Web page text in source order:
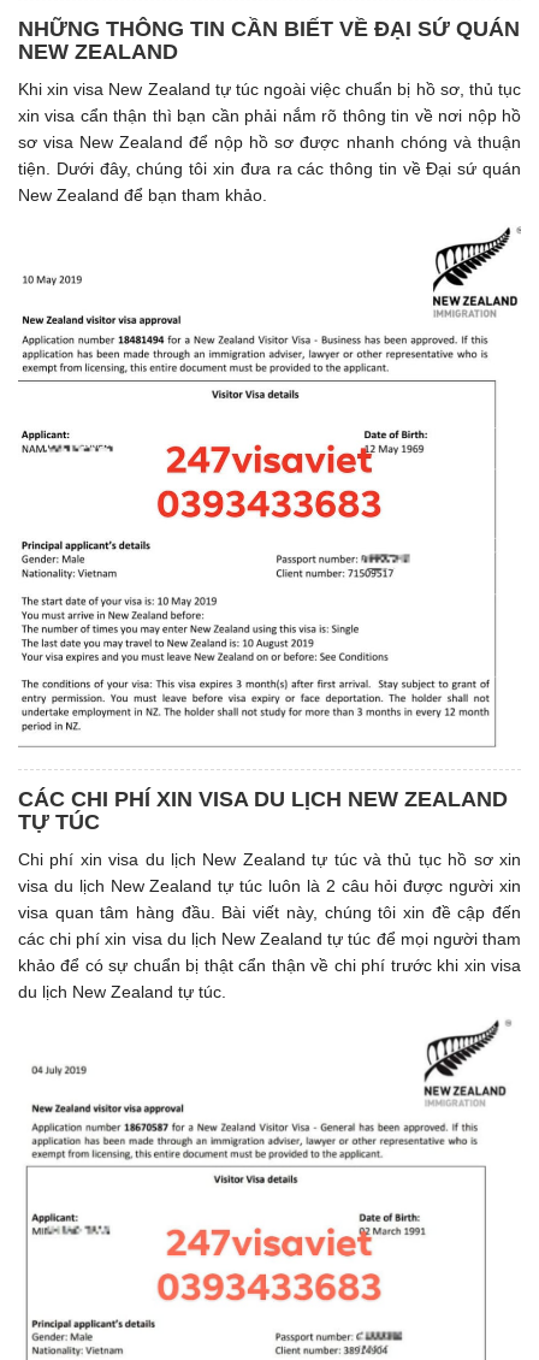
NHỮNG THÔNG TIN CẦN BIẾT VỀ ĐẠI SỨ QUÁN
NEW ZEALAND
Khi xin visa New Zealand tự túc ngoài việc chuẩn bị hồ sơ, thủ tục
xin visa cẩn thận thì bạn cần phải nắm rõ thông tin về nơi nộp hồ
sơ visa New Zealand để nộp hồ sơ được nhanh chóng và thuận
tiện. Dưới đây, chúng tôi xin đưa ra các thông tin về Đại sứ quán
New Zealand để bạn tham khảo.
CÁC CHI PHÍ XIN VISA DU LỊCH NEW ZEALAND
TỰ TÚC
Chi phí xin visa du lịch New Zealand tự túc và thủ tục hồ sơ xin
visa du lịch New Zealand tự túc luôn là 2 câu hỏi được người xin
visa quan tâm hàng đầu. Bài viết này, chúng tôi xin đề cập đến
các chi phí xin visa du lịch New Zealand tự túc để mọi người tham
khảo để có sự chuẩn bị thật cẩn thận về chi phí trước khi xin visa
du lịch New Zealand tự túc.